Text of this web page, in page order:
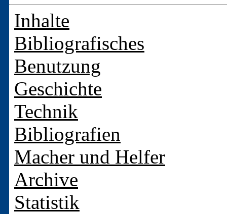
Inhalte
Bibliografisches
Benutzung
Geschichte
Technik
Bibliografien
Macher und Helfer
Archive
Statistik